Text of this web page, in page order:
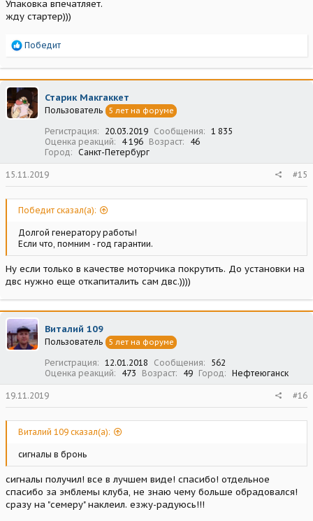
Упаковка впечатляет.
жду стартер)))
Р
а
к
ц
и
и
Победит
Старик Макгаккет
Пользователь 5 лет на форуме
Регистрация 20.03.2019 Сообщения
1 835
Оценка реакций
4 196 Возраст
46
Город
Санкт-Петербург
15.11.2019 #15
Победит сказал(а):
Долгой генератору работы!
Если что, помним - год гарантии.
Ну если только в качестве моторчика покрутить. До установки на
двс нужно еще откапиталить сам двс.))))
Виталий 109
Пользователь 5 лет на форуме
Регистрация 12.01.2018 Сообщения
562
Оценка реакций
473 Возраст 49 Город Нефтеюганск
19.11.2019 #16
Виталий 109 сказал(а):
сигналы в бронь
сигналы получил! все в лучшем виде! спасибо! отдельное
спасибо за эмблемы клуба, не знаю чему больше обрадовался!
сразу на "семеру" наклеил. езжу-радуюсь!!!